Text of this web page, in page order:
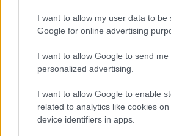
I want to allow my user data to be
Google for online advertising
I want to allow Google to send me
personalized advertising.
I want to allow Google to enable
related to analytics like cookies
device identifiers in apps.
Mivel minden vállalkozás más
problémák sem azonosak. Van,
értékesítési csatornát
akad, ahol maga a termék nem
figyelmét. Fontos minden apró